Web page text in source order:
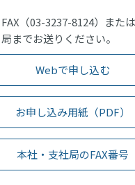
（03-3237-8124）また
までお送りください。
Webで申し込む
お申し込み用紙（PDF）
本社・支社局のFAX番号